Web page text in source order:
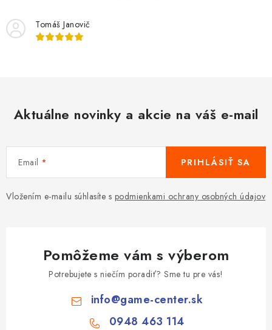
Tomáš Janovič
Aktuálne novinky a akcie na váš e-mail
Email
Vložením e-mailu súhlasíte s podmienkami ochrany osobných údajov
PRIHLÁSIŤ SA
Pomôžeme vám s výberom
Potrebujete s niečím poradiť? Sme tu pre vás!
info@game-center.sk
0948 463 114